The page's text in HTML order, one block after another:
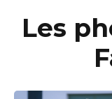
Les